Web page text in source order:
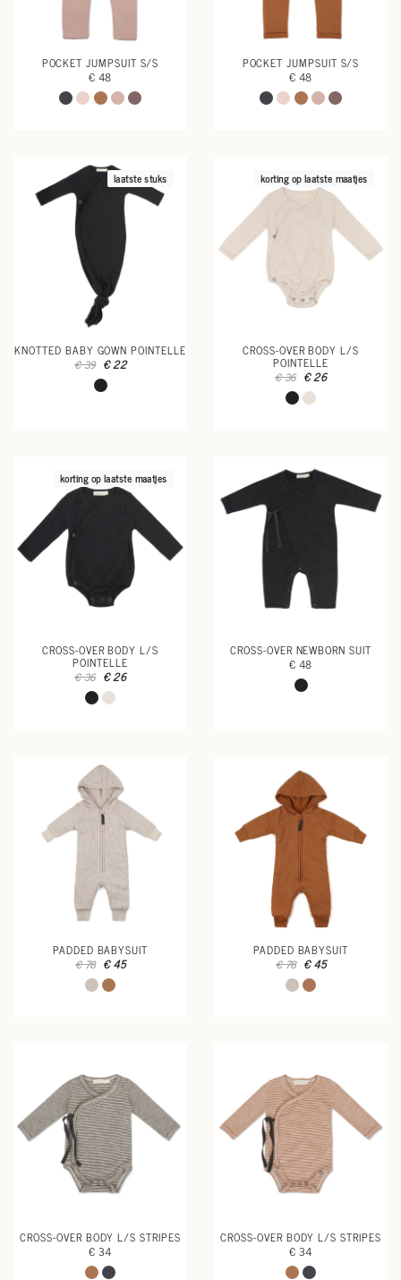
POCKET JUMPSUIT S/S
€ 48
POCKET JUMPSUIT S/S
€ 48
laatste stuks
KNOTTED BABY GOWN POINTELLE
€ 39 € 22
korting op laatste maatjes
CROSS-OVER BODY L/S
POINTELLE
€ 36 € 26
korting op laatste maatjes
CROSS-OVER BODY L/S
POINTELLE
€ 36 € 26
CROSS-OVER NEWBORN SUIT
€ 48
PADDED BABYSUIT
€ 78 € 45
PADDED BABYSUIT
€ 78 € 45
CROSS-OVER BODY L/S STRIPES
€ 34
CROSS-OVER BODY L/S STRIPES
€ 34